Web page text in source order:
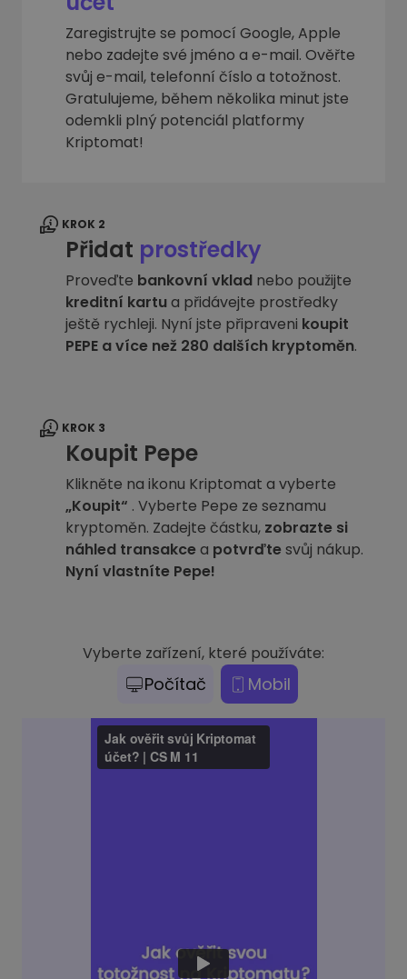
Zaregistrujte se pomocí Google, Apple
nebo zadejte své jméno a e-mail. Ověřte
svůj e-mail, telefonní číslo a totožnost.
Gratulujeme, během několika minut jste
odemkli plný potenciál platformy
Kriptomat!
KROK 2
Přidat prostředky
Proveďte bankovní vklad nebo použijte
kreditní kartua přidávejte prostředky
ještě rychleji. Nyní jste připraveni koupit
PEPE a více než 280 dalších kryptoměn.
KROK 3
Koupit Pepe
Klikněte na ikonu Kriptomat a vyberte
„Koupit“ . Vyberte Pepe ze seznamu
kryptoměn. Zadejte částku, zobrazte si
náhled transakcea potvrďtesvůj nákup.
Nyní vlastníte Pepe!
Vyberte zařízení, které používáte:
Počítač Mobil